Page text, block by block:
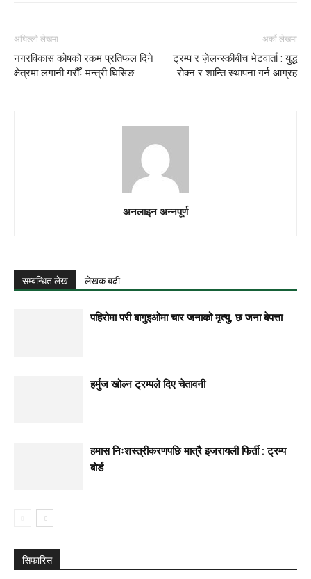
अघिल्लो लेखमा
नगरविकास कोषको रकम प्रतिफल दिने
क्षेत्रमा लगानी गरौँः मन्त्री घिसिङ
अर्को लेखमा
ट्रम्प र ज़ेलन्स्कीबीच भेटवार्ता : युद्ध
रोक्न र शान्ति स्थापना गर्न आग्रह
अनलाइन अन्नपूर्ण
सम्बन्धित लेख लेखक बढी
पहिरोमा परी बागुइओमा चार जनाको मृत्यु, छ जना बेपत्ता
हर्मुज खोल्न ट्रम्पले दिए चेतावनी
हमास निःशस्त्रीकरणपछि मात्रै इजरायली फिर्ती : ट्रम्प
बोर्ड
सिफारिस